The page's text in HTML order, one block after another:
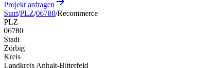
Projekt anfragen
Start/PLZ/06780/Recommerce
PLZ
06780
Stadt
Zörbig
Kreis
Landkreis Anhalt-Bitterfeld